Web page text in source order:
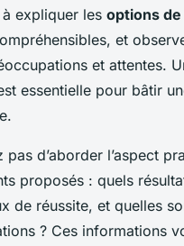
expliquer les options
et
et attentes.
essentielle pour bâtir
pas d’aborder l’aspect
proposés : quels
de réussite, et quelles
? Ces informations